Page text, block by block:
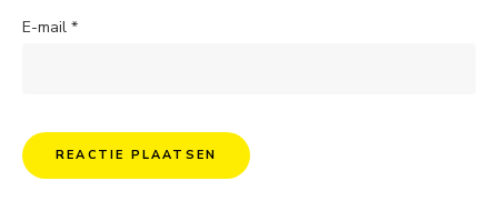
E-mail *